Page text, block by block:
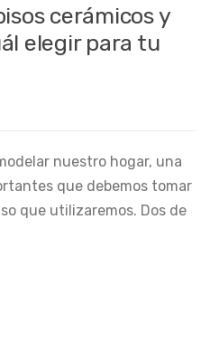
cerámicos y
elegir para tu
nuestro hogar, una
que debemos tomar
que utilizaremos. Dos de